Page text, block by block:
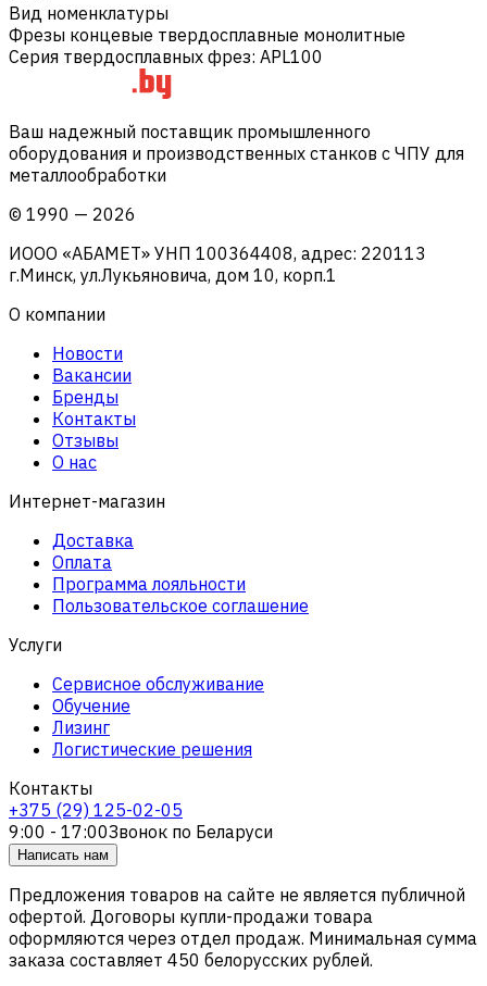
Вид номенклатуры
Фрезы концевые твердосплавные монолитные
Серия твердосплавных фрез: APL100
Ваш надежный поставщик промышленного
оборудования и производственных станков с ЧПУ для
металлообработки
© 1990 — 2026
ИООО «АБАМЕТ» УНП 100364408, адрес: 220113
г.Минск, ул.Лукьяновича, дом 10, корп.1
О компании
Новости
Вакансии
Бренды
Контакты
Отзывы
О нас
Интернет-магазин
Доставка
Оплата
Программа лояльности
Пользовательское соглашение
Услуги
Сервисное обслуживание
Обучение
Лизинг
Логистические решения
Контакты
+375 (29) 125-02-05
9:00 - 17:00Звонок по Беларуси
Написать нам
Предложения товаров на сайте не является публичной
офертой. Договоры купли-продажи товара
оформляются через отдел продаж. Минимальная сумма
заказа составляет 450 белорусских рублей.